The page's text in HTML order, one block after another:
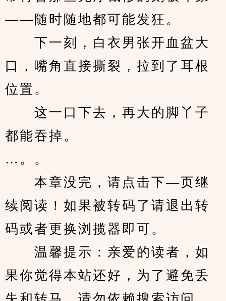
——随时随地都可能发狂。
下一刻，白衣男张开血盆大
口，嘴角直接撕裂，拉到了耳根
位置。
这一口下去，再大的脚丫子
都能吞掉。
…。。
本章没完，请点击下—页继
续阅读！如果被转码了请退出转
码或者更换浏揽器即可。
温馨提示：亲爱的读者，如
果你觉得本站还好，为了避免丢